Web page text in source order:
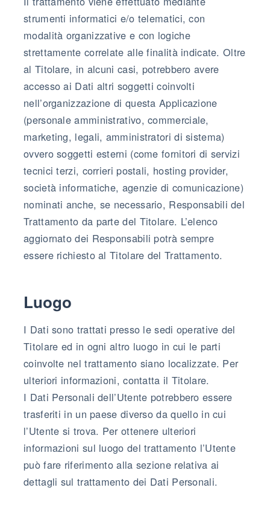
strumenti informatici e/o telematici, con
modalità organizzative e con logiche
strettamente correlate alle finalità indicate. Oltre
al Titolare, in alcuni casi, potrebbero avere
accesso ai Dati altri soggetti coinvolti
nell’organizzazione di questa Applicazione
(personale amministrativo, commerciale,
marketing, legali, amministratori di sistema)
ovvero soggetti esterni (come fornitori di servizi
tecnici terzi, corrieri postali, hosting provider,
società informatiche, agenzie di comunicazione)
nominati anche, se necessario, Responsabili del
Trattamento da parte del Titolare. L’elenco
aggiornato dei Responsabili potrà sempre
essere richiesto al Titolare del Trattamento.
Luogo
I Dati sono trattati presso le sedi operative del
Titolare ed in ogni altro luogo in cui le parti
coinvolte nel trattamento siano localizzate. Per
ulteriori informazioni, contatta il Titolare.
I Dati Personali dell’Utente potrebbero essere
trasferiti in un paese diverso da quello in cui
l’Utente si trova. Per ottenere ulteriori
informazioni sul luogo del trattamento l’Utente
può fare riferimento alla sezione relativa ai
dettagli sul trattamento dei Dati Personali.